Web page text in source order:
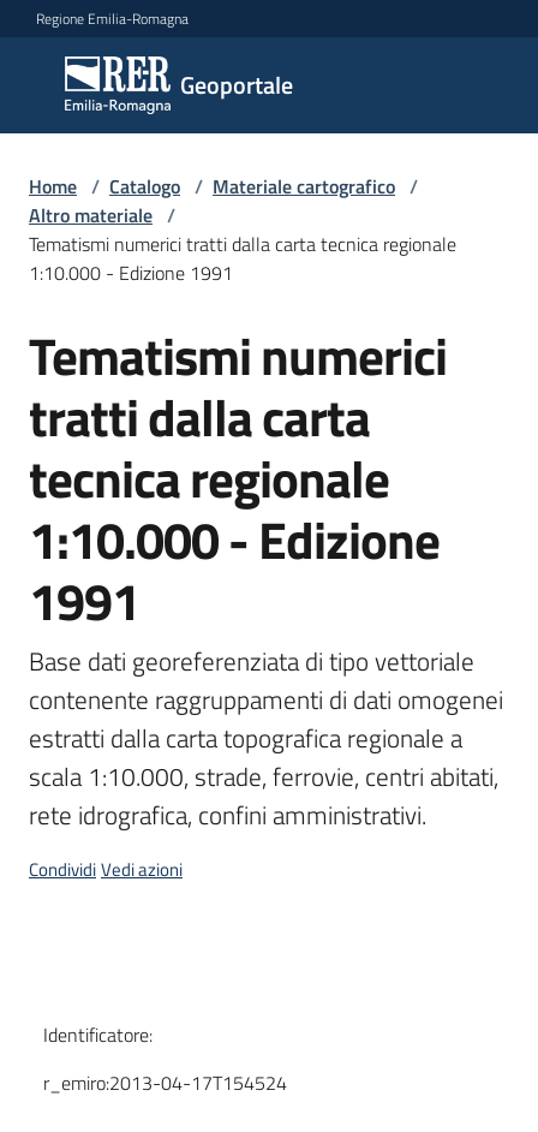
Vai al contenuto
Vai alla navigazione
Vai al footer
Regione Emilia-Romagna
Geoportale
Geoportale
Catalogo
dati,
servizi
e
Visualizza
dati
line
Scarica
Approfondimenti
Archivio
cartografico
Home / Catalogo / Materiale cartografico /
Altro materiale /
Tematismi numerici tratti dalla carta tecnica regionale
1:10.000 - Edizione 1991
Salta al contenuto
Tematismi numerici
tratti dalla carta
tecnica regionale
1:10.000 - Edizione
1991
Base dati georeferenziata di tipo vettoriale
contenente raggruppamenti di dati omogenei
estratti dalla carta topografica regionale a
scala 1:10.000, strade, ferrovie, centri abitati,
rete idrografica, confini amministrativi.
CondividiVedi azioni
Identificatore:
r_emiro:2013-04-17T154524